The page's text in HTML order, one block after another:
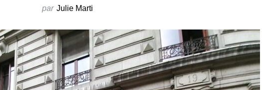
par Julie Marti